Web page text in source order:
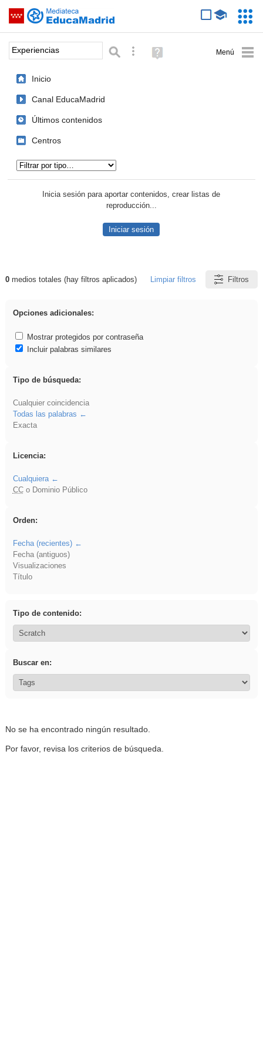
Saltar navegación
Palabra o frase: Búsqueda avanzada
Ayuda
(en
Inicio
Canal EducaMadrid
Últimos contenidos
Centros
Inicia sesión para aportar contenidos, crear listas de
reproducción...
Iniciar sesión
Resultados de: Experiencias
0medios totales (hay filtros aplicados) Limpiar filtros Filtros
Opciones adicionales:
Mostrar protegidos por contraseña
Incluir palabras similares
Tipo de búsqueda:
Cualquier coincidencia
Todas las palabras
Exacta
Licencia:
Cualquiera
CCo Dominio Público
Orden:
Fecha (recientes)
Fecha (antiguos)
Visualizaciones
Título
Tipo de contenido:
Buscar en:
No se ha encontrado ningún resultado.
Por favor, revisa los criterios de búsqueda.